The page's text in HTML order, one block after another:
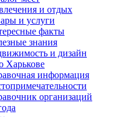
и отдых
и услуги
факты
знания
и дизайн
Харькове
информация
организаций